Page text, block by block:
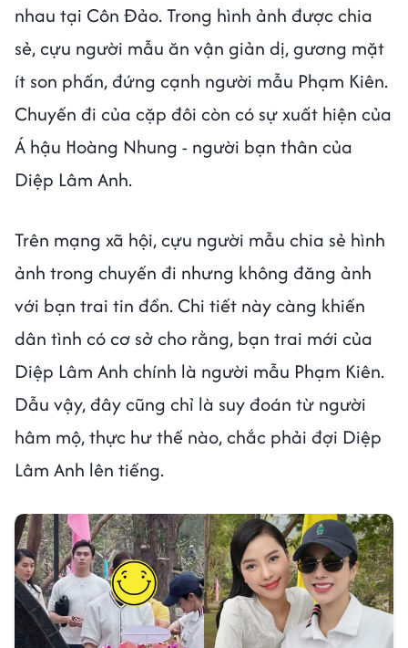
nhau tại Côn Đảo. Trong hình ảnh được chia
sẻ, cựu người mẫu ăn vận giản dị, gương mặt
ít son phấn, đứng cạnh người mẫu Phạm Kiên.
Chuyến đi của cặp đôi còn có sự xuất hiện của
Á hậu Hoàng Nhung - người bạn thân của
Diệp Lâm Anh.
Trên mạng xã hội, cựu người mẫu chia sẻ hình
ảnh trong chuyến đi nhưng không đăng ảnh
với bạn trai tin đồn. Chi tiết này càng khiến
dân tình có cơ sở cho rằng, bạn trai mới của
Diệp Lâm Anh chính là người mẫu Phạm Kiên.
Dẫu vậy, đây cũng chỉ là suy đoán từ người
hâm mộ, thực hư thế nào, chắc phải đợi Diệp
Lâm Anh lên tiếng.